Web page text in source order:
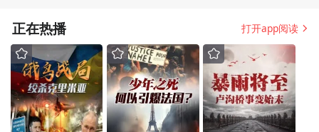
正在热播 打开app阅读